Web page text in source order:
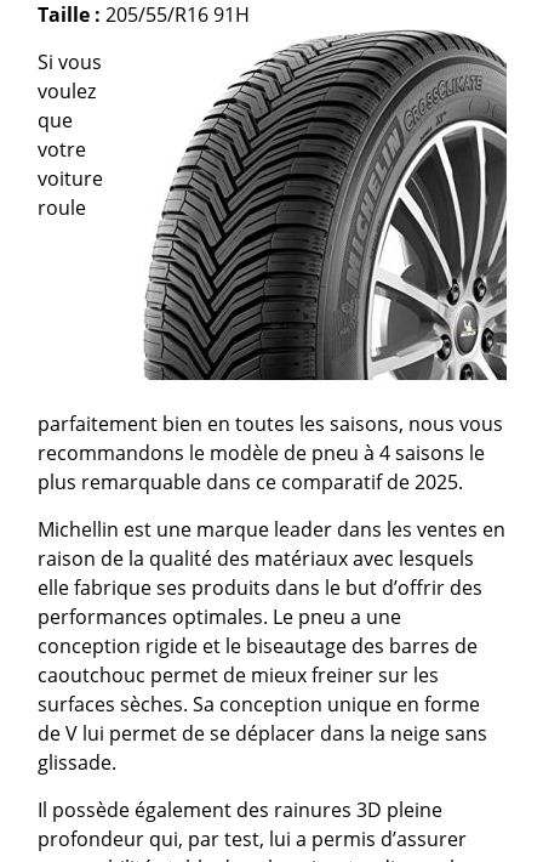
Taille : 205/55/R16 91H
Si vous
voulez
que
votre
voiture
roule
parfaitement bien en toutes les saisons, nous vous
recommandons le modèle de pneu à 4 saisons le
plus remarquable dans ce comparatif de 2025.
Michellin est une marque leader dans les ventes en
raison de la qualité des matériaux avec lesquels
elle fabrique ses produits dans le but d’offrir des
performances optimales. Le pneu a une
conception rigide et le biseautage des barres de
caoutchouc permet de mieux freiner sur les
surfaces sèches. Sa conception unique en forme
de V lui permet de se déplacer dans la neige sans
glissade.
Il possède également des rainures 3D pleine
profondeur qui, par test, lui a permis d’assurer